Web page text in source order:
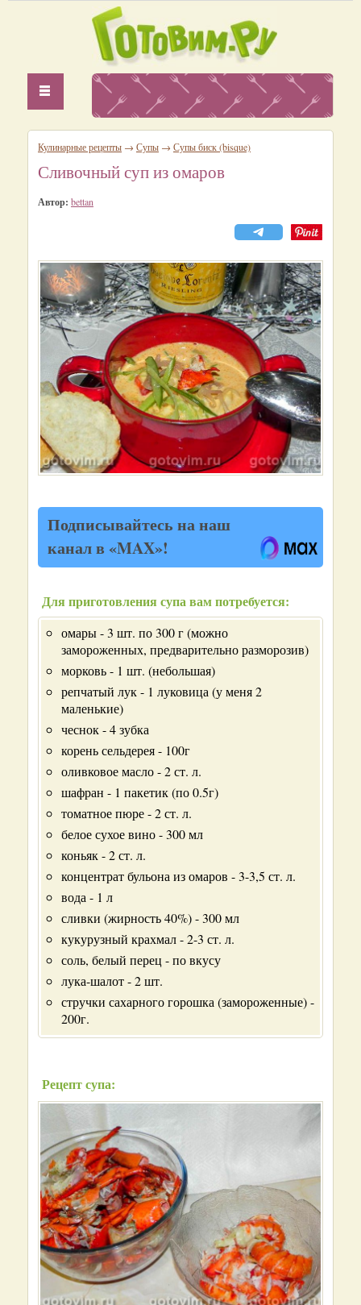
Кулинарные рецепты → Супы → Супы биск (bisque)
Сливочный суп из омаров
Автор: bettan
Подписывайтесь на наш
канал в «MAX»!
Для приготовления супа вам потребуется:
омары - 3 шт. по 300 г (можно
замороженных, предварительно разморозив)
морковь - 1 шт. (небольшая)
репчатый лук - 1 луковица (у меня 2
маленькие)
чеснок - 4 зубка
корень сельдерея - 100г
оливковое масло - 2 ст. л.
шафран - 1 пакетик (по 0.5г)
томатное пюре - 2 ст. л.
белое сухое вино - 300 мл
коньяк - 2 ст. л.
концентрат бульона из омаров - 3-3,5 ст. л.
вода - 1 л
сливки (жирность 40%) - 300 мл
кукурузный крахмал - 2-3 ст. л.
соль, белый перец - по вкусу
лука-шалот - 2 шт.
стручки сахарного горошка (замороженные) -
200г.
Рецепт супа: